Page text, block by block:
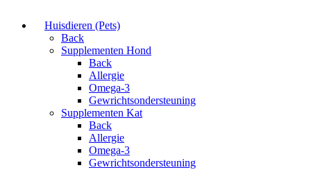
Huisdieren (Pets)
Back
Supplementen Hond
Back
Allergie
Omega-3
Gewrichtsondersteuning
Supplementen Kat
Back
Allergie
Omega-3
Gewrichtsondersteuning